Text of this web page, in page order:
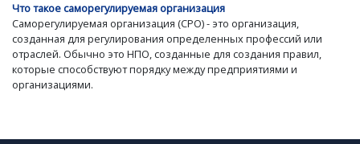
Что такое саморегулируемая организация
Саморегулируемая организация (СРО) - это организация,
созданная для регулирования определенных профессий или
отраслей. Обычно это НПО, созданные для создания правил,
которые способствуют порядку между предприятиями и
организациями.